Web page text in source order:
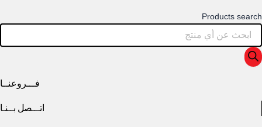
Products search
فـــروعنــا
اتـــصل بــنـا